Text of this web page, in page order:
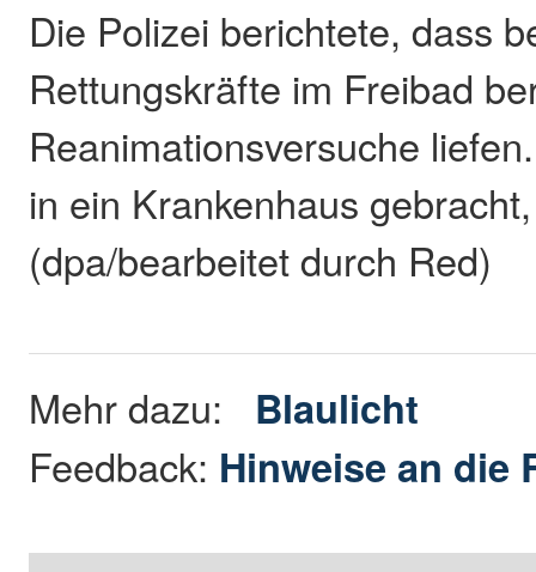
Die Polizei berichtete, dass
Rettungskräfte im Freibad
Reanimationsversuche
in ein Krankenhaus
(dpa/bearbeitet durch Red)
Mehr dazu: Blaulicht
Feedback: Hinweise an die